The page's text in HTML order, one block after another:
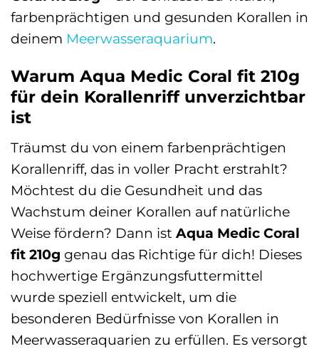
farbenprächtigen und gesunden Korallen in
deinem Meerwasseraquarium.
Warum Aqua Medic Coral fit 210g
für dein Korallenriff unverzichtbar
ist
Träumst du von einem farbenprächtigen
Korallenriff, das in voller Pracht erstrahlt?
Möchtest du die Gesundheit und das
Wachstum deiner Korallen auf natürliche
Weise fördern? Dann ist Aqua Medic Coral
fit 210g genau das Richtige für dich! Dieses
hochwertige Ergänzungsfuttermittel
wurde speziell entwickelt, um die
besonderen Bedürfnisse von Korallen in
Meerwasseraquarien zu erfüllen. Es versorgt